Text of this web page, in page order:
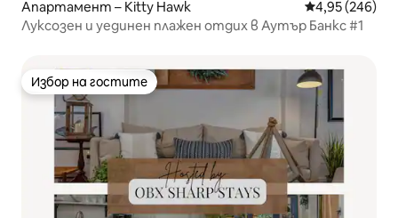
Апартамент – Kitty Hawk Средна
4,95 (246)
Луксозен и уединен плажен отдих в Аутър Банкс #1
Избор на гостите
Избор на гостите